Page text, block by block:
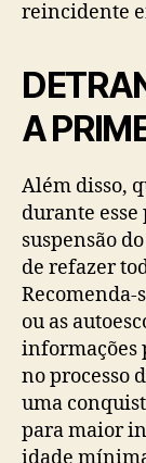
reincidente
A
Além disso,
durante
suspensão
de refazer
ou as
informações
no processo
uma
para maior
idade